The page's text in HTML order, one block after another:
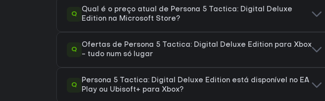
Q
Qual é o preço atual de Persona 5 Tactica: Digital Deluxe
Edition na Microsoft Store?
Q
Ofertas de Persona 5 Tactica: Digital Deluxe Edition para Xbox
- tudo num só lugar
Q
Persona 5 Tactica: Digital Deluxe Edition está disponível no EA
Play ou Ubisoft+ para Xbox?